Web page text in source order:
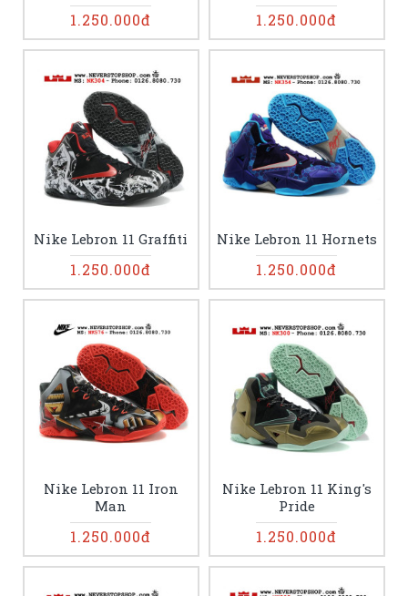
1.250.000đ 1.250.000đ
Nike Lebron 11 Graffiti
1.250.000đ
Nike Lebron 11 Hornets
1.250.000đ
Nike Lebron 11 Iron
Man
1.250.000đ
Nike Lebron 11 King's
Pride
1.250.000đ